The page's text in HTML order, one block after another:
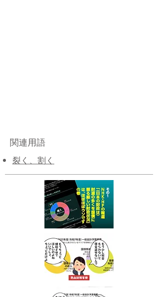
関連用語
裂く、割く